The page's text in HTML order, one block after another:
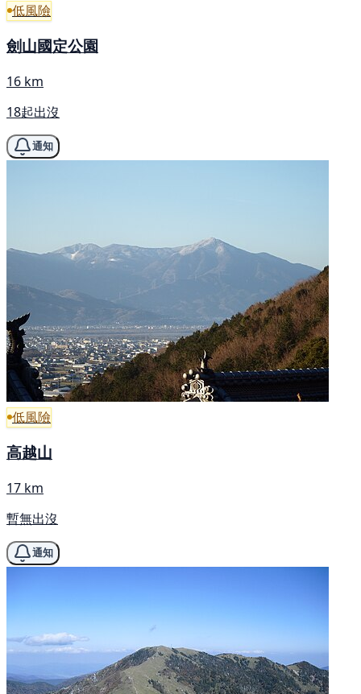
低風險
劍山國定公園
16 km
18起出沒
通知
低風險
高越山
17 km
暫無出沒
通知